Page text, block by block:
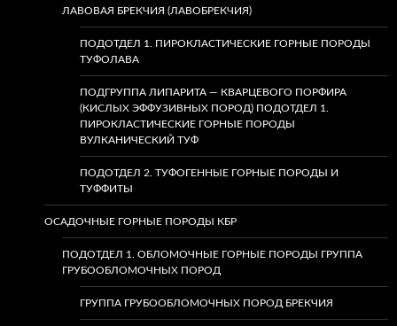
ЛАВОВАЯ БРЕКЧИЯ (ЛАВОБРЕКЧИЯ)
ПОДОТДЕЛ 1. ПИРОКЛАСТИЧЕСКИЕ ГОРНЫЕ ПОРОДЫ
ТУФОЛАВА
ПОДГРУППА ЛИПАРИТА — КВАРЦЕВОГО ПОРФИРА
(КИСЛЫХ ЭФФУЗИВНЫХ ПОРОД) ПОДОТДЕЛ 1.
ПИРОКЛАСТИЧЕСКИЕ ГОРНЫЕ ПОРОДЫ
ВУЛКАНИЧЕСКИЙ ТУФ
ПОДОТДЕЛ 2. ТУФОГЕННЫЕ ГОРНЫЕ ПОРОДЫ И
ТУФФИТЫ
ОСАДОЧНЫЕ ГОРНЫЕ ПОРОДЫ КБР
ПОДОТДЕЛ 1. ОБЛОМОЧНЫЕ ГОРНЫЕ ПОРОДЫ ГРУППА
ГРУБООБЛОМОЧНЫХ ПОРОД
ГРУППА ГРУБООБЛОМОЧНЫХ ПОРОД БРЕКЧИЯ